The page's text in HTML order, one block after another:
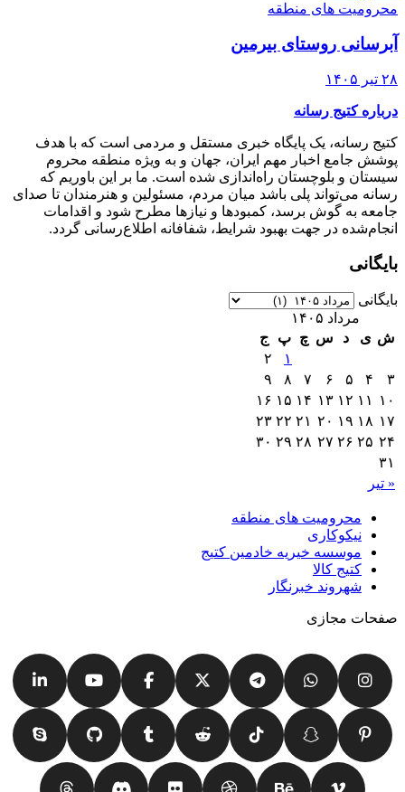
محرومیت های منطقه
آبرسانی روستای بیرمین
۲۸ تیر ۱۴۰۵
درباره کتیج رسانه
کتیج رسانه، یک پایگاه خبری مستقل و مردمی است که با هدف
پوشش جامع اخبار مهم ایران، جهان و به ویژه منطقه محروم
سیستان و بلوچستان راه‌اندازی شده است. ما بر این باوریم که
رسانه می‌تواند پلی باشد میان مردم، مسئولین و هنرمندان تا صدای
جامعه به گوش برسد، کمبودها و نیازها مطرح شود و اقدامات
انجام‌شده در جهت بهبود شرایط، شفافانه اطلاع‌رسانی گردد.
بایگانی
بایگانی
مرداد ۱۴۰۵
ش ی د س چ پ ج
« تیر
۱
۲
۳
۴ ۵ ۶ ۷ ۸
۹
۱۰
۱۱ ۱۲ ۱۳ ۱۴ ۱۵ ۱۶
۱۷ ۱۸ ۱۹ ۲۰ ۲۱ ۲۲ ۲۳
۲۴ ۲۵ ۲۶ ۲۷ ۲۸ ۲۹ ۳۰
۳۱
محرومیت های منطقه
نیکوکاری
موسسه خیریه خادمین کتیج
کتیج کالا
شهروند خبرنگار
صفحات مجازی